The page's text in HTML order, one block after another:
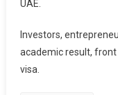
UAE.
Investors,
academic result, front
visa.